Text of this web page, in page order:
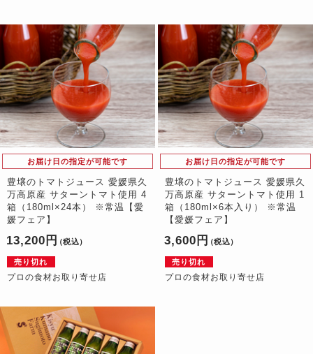
お届け日の指定が可能です
豊壌のトマトジュース 愛媛県久
万高原産 サターントマト使用 4
箱（180ml×24本） ※常温【愛
媛フェア】
13,200円 （税込）
売り切れ
プロの食材お取り寄せ店
お届け日の指定が可能です
豊壌のトマトジュース 愛媛県久
万高原産 サターントマト使用 1
箱（180ml×6本入り） ※常温
【愛媛フェア】
3,600円 （税込）
売り切れ
プロの食材お取り寄せ店